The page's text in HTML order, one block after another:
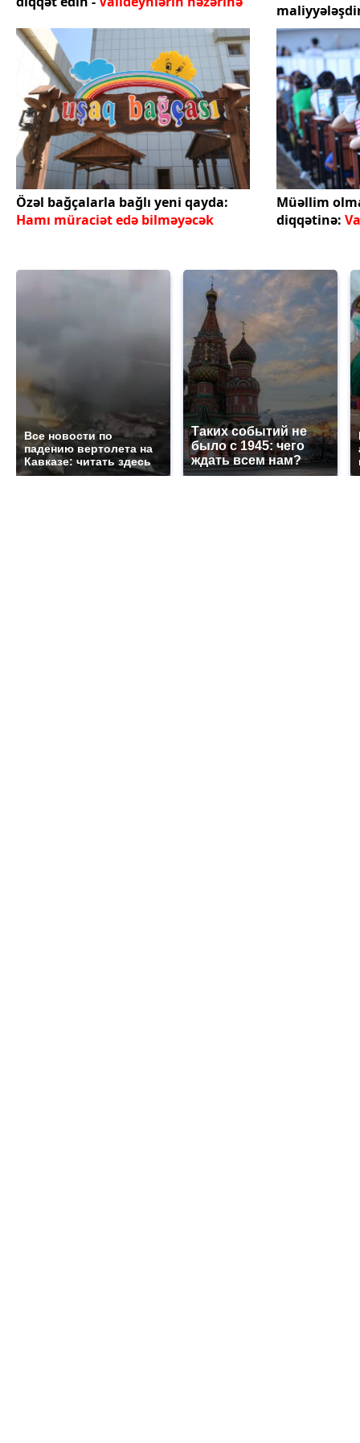
Özəl bağçalarla bağlı yeni qayda:
Hamı müraciət edə bilməyəcək
Müəllim
diqqətinə:
Все новости по
падению вертолета на
Кавказе: читать здесь
Таких событий не
было с 1945: чего
ждать всем нам?